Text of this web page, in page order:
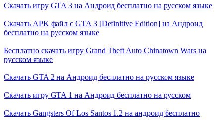
Скачать игру GTA 3 на Андроид бесплатно на русском языке
Скачать APK файл с GTA 3 [Definitive Edition] на Андроид
бесплатно на русском языке
Бесплатно скачать игру Grand Theft Auto Chinatown Wars на
русском языке
Скачать GTA 2 на Андроид бесплатно на русском языке
Скачать игру GTA 1 на Андроид бесплатно на русском
Скачать Gangsters Of Los Santos 1.2 на андроид бесплатно